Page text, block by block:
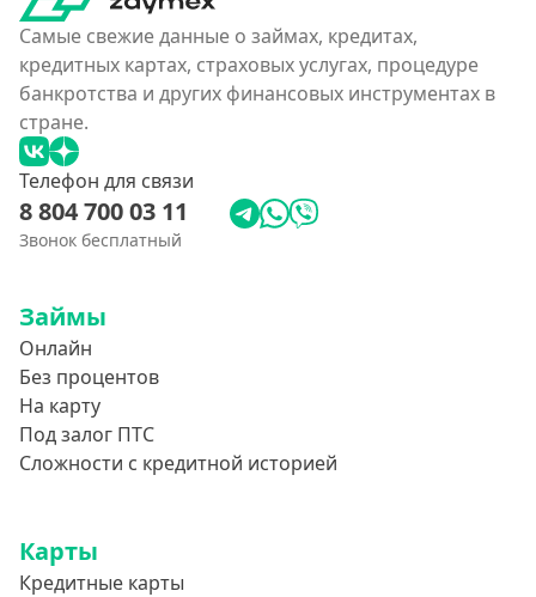
Самые свежие данные о займах, кредитах,
кредитных картах, страховых услугах, процедуре
банкротства и других финансовых инструментах в
стране.
Телефон для связи
8 804 700 03 11
Звонок бесплатный
Займы
Онлайн
Без процентов
На карту
Под залог ПТС
Сложности с кредитной историей
Карты
Кредитные карты